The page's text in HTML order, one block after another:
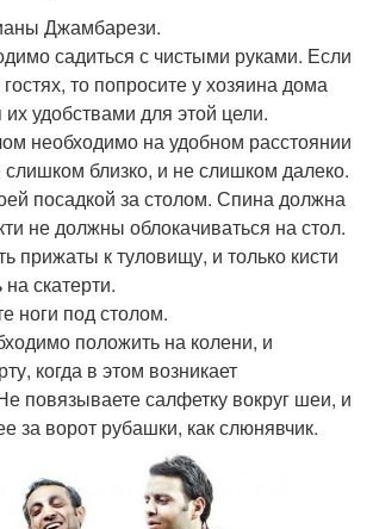
Джамбарези.
садиться с чистыми руками. Если
то попросите у хозяина дома
их удобствами для этой цели.
необходимо на удобном расстоянии
слишком близко, и не слишком далеко.
посадкой за столом. Спина должна
не должны облокачиваться на стол.
прижаты к туловищу, и только кисти
скатерти.
ноги под столом.
положить на колени, и
когда в этом возникает
повязываете салфетку вокруг шеи, и
за ворот рубашки, как слюнявчик.